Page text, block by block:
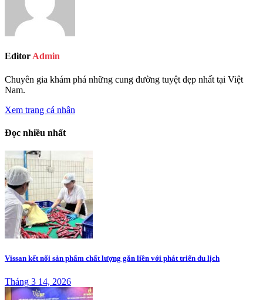
EditorAdmin
Chuyên gia khám phá những cung đường tuyệt đẹp nhất tại Việt
Nam.
Xem trang cá nhân
Đọc nhiều nhất
Vissan kết nối sản phẩm chất lượng gắn liền với phát triển du lịch
Tháng 3 14, 2026